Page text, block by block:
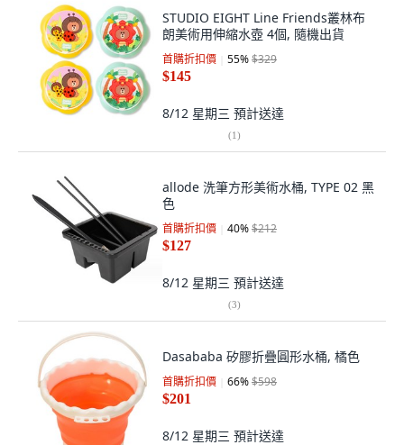
STUDIO EIGHT Line Friends叢林布
朗美術用伸縮水壺 4個, 隨機出貨
首購折扣價 55%$329
$145
8/12 星期三 預計送達
(1)
allode 洗筆方形美術水桶, TYPE 02 黑
色
首購折扣價 40%$212
$127
8/12 星期三 預計送達
(3)
Dasababa 矽膠折疊圓形水桶, 橘色
首購折扣價 66%$598
$201
8/12 星期三 預計送達